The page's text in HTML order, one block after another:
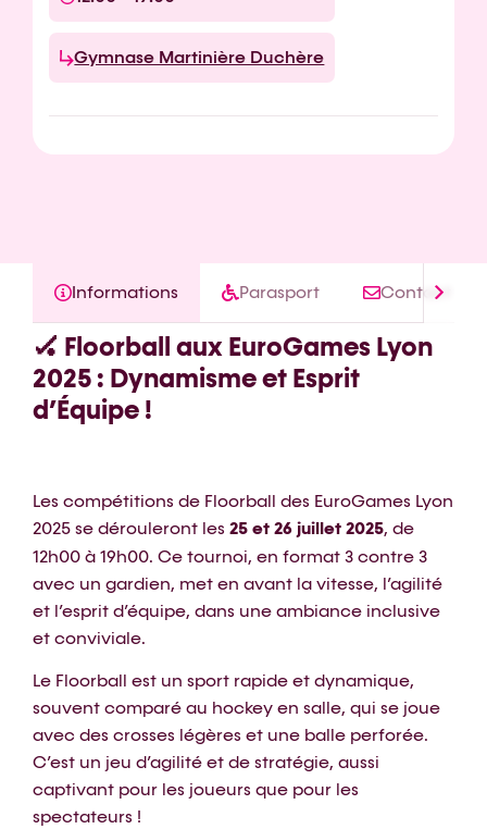
Gymnase Martinière Duchère
Informations Parasport Contact
🏑 Floorball aux EuroGames Lyon
2025 : Dynamisme et Esprit
d’Équipe !
Les compétitions de Floorball des EuroGames Lyon
2025 se dérouleront les 25 et 26 juillet 2025, de
12h00 à 19h00. Ce tournoi, en format 3 contre 3
avec un gardien, met en avant la vitesse, l’agilité
et l’esprit d’équipe, dans une ambiance inclusive
et conviviale.
Le Floorball est un sport rapide et dynamique,
souvent comparé au hockey en salle, qui se joue
avec des crosses légères et une balle perforée.
C’est un jeu d’agilité et de stratégie, aussi
captivant pour les joueurs que pour les
spectateurs !